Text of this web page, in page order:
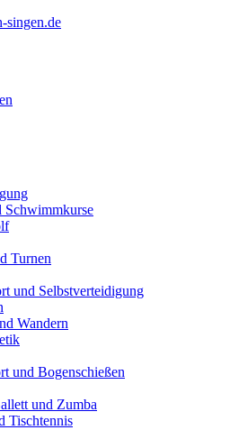
singen.de
Schwimmkurse
Turnen
und Selbstverteidigung
Wandern
und Bogenschießen
und Zumba
Tischtennis